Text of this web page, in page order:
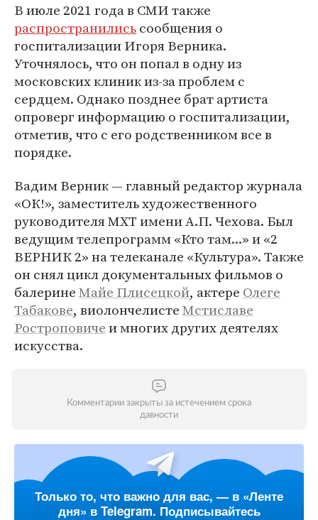
В июле 2021 года в СМИ также
распространилисьсообщения о
госпитализации Игоря Верника.
Уточнялось, что он попал в одну из
московских клиник из-за проблем с
сердцем. Однако позднее брат артиста
опроверг информацию о госпитализации,
отметив, что с его родственником все в
порядке.
Вадим Верник — главный редактор журнала
«ОК!», заместитель художественного
руководителя МХТ имени А.П. Чехова. Был
ведущим телепрограмм «Кто там...» и «2
ВЕРНИК 2» на телеканале «Культура». Также
он снял цикл документальных фильмов о
балеринеМайе Плисецкой, актере Олеге
Табакове, виолончелистеМстиславе
Ростроповичеи многих других деятелях
искусства.
Комментарии закрыты за истечением срока
давности
Только то, что важно для вас, — в «Ленте
дня» в Telegram. Подписывайтесь